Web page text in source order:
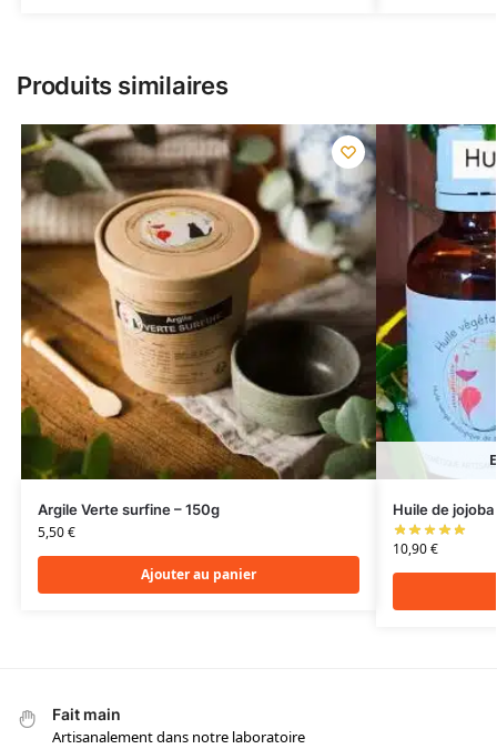
Produits similaires
Argile Verte surfine – 150g
5,50€
Ajouter au panier
Huile de
10,90€
Fait main
Artisanalement dans notre laboratoire